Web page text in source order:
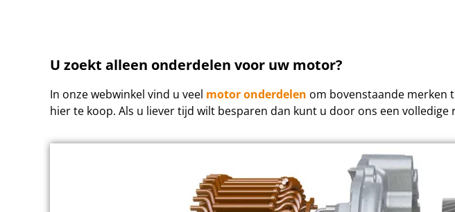
U zoekt alleen onderdelen voor uw motor?
In onze webwinkel vind u veel motoronderdelen om bovenstaande merken
hier te koop. Als u liever tijd wilt besparen dan kunt u door ons een